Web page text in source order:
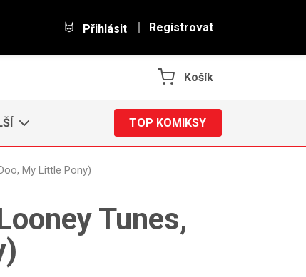
Přihlásit Registrovat
Košík
TOP KOMIKSY
My Little Pony)
Tunes,